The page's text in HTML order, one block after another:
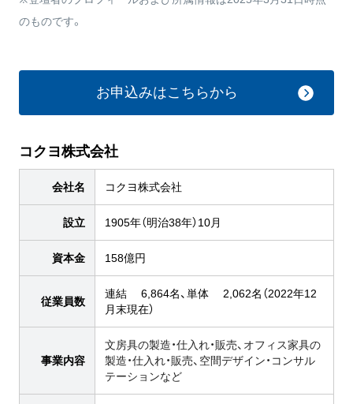
のものです。
お申込みはこちらから
コクヨ株式会社
会社名 コクヨ株式会社
設立 1905年（明治38年）10月
資本金 158億円
従業員数
連結 6,864名、単体 2,062名（2022年12
月末現在）
事業内容
文房具の製造・仕入れ・販売、オフィス家具の
製造・仕入れ・販売、空間デザイン・コンサル
テーションなど